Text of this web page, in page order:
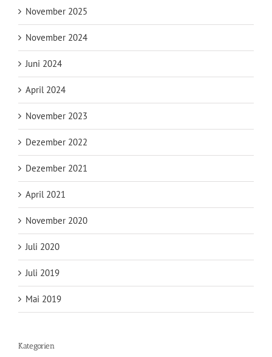
November 2025
November 2024
Juni 2024
April 2024
November 2023
Dezember 2022
Dezember 2021
April 2021
November 2020
Juli 2020
Juli 2019
Mai 2019
Kategorien